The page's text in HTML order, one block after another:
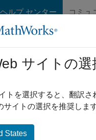
ルプ センター コミュ
ーム
5G
New
スです
サイトの選
トを選択すると、翻訳
サイトの選択を推奨しま
States